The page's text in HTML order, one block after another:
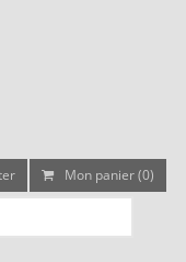
Mon panier (0)